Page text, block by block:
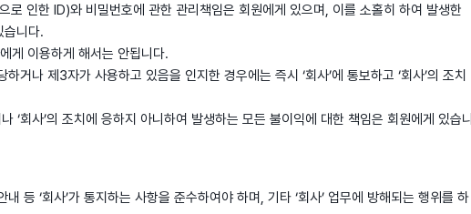
로 인한 ID)와 비밀번호에 관한 관리책임은 회원에게 있으며, 이를 소홀히 하여 발생한
습니다.
게 이용하게 해서는 안됩니다.
거나 제3자가 사용하고 있음을 인지한 경우에는 즉시 ‘회사’에 통보하고 ‘회사’의 조치
‘회사’의 조치에 응하지 아니하여 발생하는 모든 불이익에 대한 책임은 회원에게 있습니
등 ‘회사’가 통지하는 사항을 준수하여야 하며, 기타 ‘회사’ 업무에 방해되는 행위를 하